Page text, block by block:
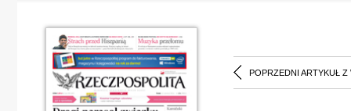
POPRZEDNI ARTYKUŁ Z